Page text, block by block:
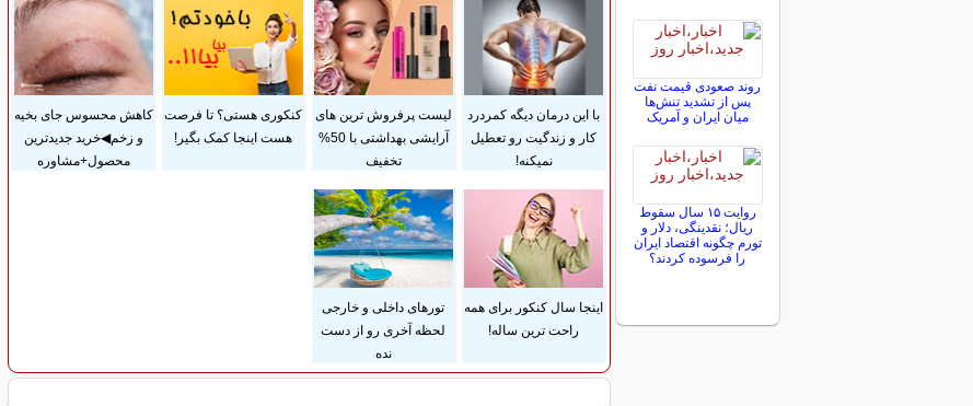
با این درمان دیگه کمردرد
کار و زندگیت رو تعطیل
نمیکنه!
لیست پرفروش ترین های
آرایشی بهداشتی با 50%
تخفیف
کنکوری هستی؟ تا فرصت
هست اینجا کمک بگیر!
کاهش محسوس جای بخیه
و زخم◀خرید جدیدترین
محصول+مشاوره
اینجا سال کنکور برای همه
راحت ترین ساله!
تورهای داخلی و خارجی
لحظه آخری رو از دست
نده
روند صعودی قیمت نفت
پس از تشدید تنش‌ها
میان ایران و آمریک
روایت ۱۵ سال سقوط
ریال؛ نقدینگی، دلار و
تورم چگونه اقتصاد ایران
را فرسوده کردند؟